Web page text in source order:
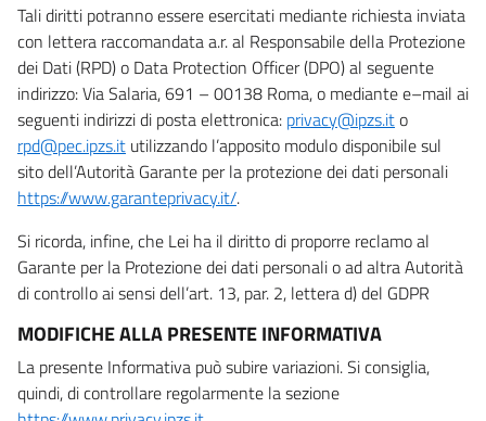
Tali diritti potranno essere esercitati mediante richiesta inviata
con lettera raccomandata a.r. al Responsabile della Protezione
dei Dati (RPD) o Data Protection Officer (DPO) al seguente
indirizzo: Via Salaria, 691 – 00138 Roma, o mediante e–mail ai
seguenti indirizzi di posta elettronica: privacy@ipzs.ito
rpd@pec.ipzs.it utilizzando l’apposito modulo disponibile sul
sito dell’Autorità Garante per la protezione dei dati personali
https://www.garanteprivacy.it/.
Si ricorda, infine, che Lei ha il diritto di proporre reclamo al
Garante per la Protezione dei dati personali o ad altra Autorità
di controllo ai sensi dell’art. 13, par. 2, lettera d) del GDPR
MODIFICHE ALLA PRESENTE INFORMATIVA
La presente Informativa può subire variazioni. Si consiglia,
quindi, di controllare regolarmente la sezione